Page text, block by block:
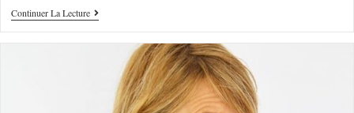
Continuer La Lecture